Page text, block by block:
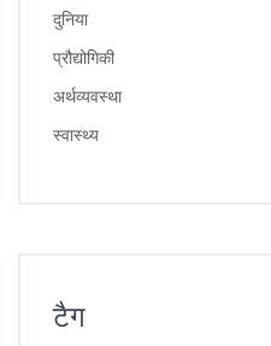
दुनिया
प्रौद्योगिकी
अर्थव्यवस्था
स्वास्थ्य
टैग